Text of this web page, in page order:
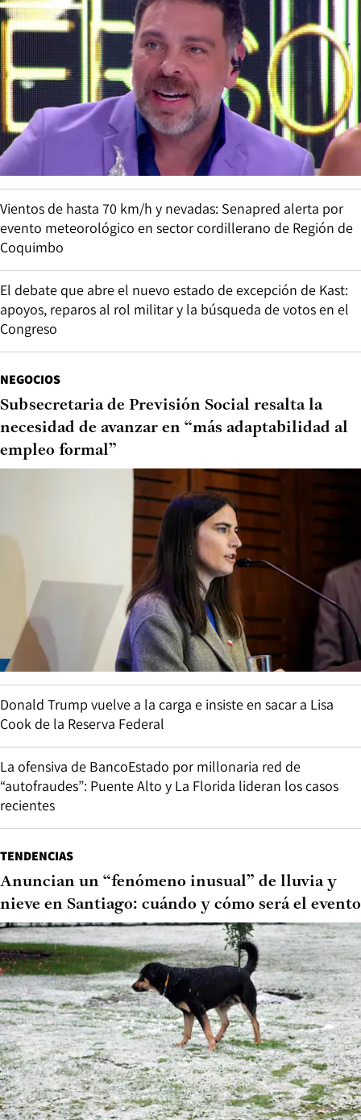
Vientos de hasta 70 km/h y nevadas: Senapred alerta por
evento meteorológico en sector cordillerano de Región de
Coquimbo
El debate que abre el nuevo estado de excepción de Kast:
apoyos, reparos al rol militar y la búsqueda de votos en el
Congreso
NEGOCIOS
Subsecretaria de Previsión Social resalta la
necesidad de avanzar en “más adaptabilidad al
empleo formal”
Donald Trump vuelve a la carga e insiste en sacar a Lisa
Cook de la Reserva Federal
La ofensiva de BancoEstado por millonaria red de
“autofraudes”: Puente Alto y La Florida lideran los casos
recientes
TENDENCIAS
Anuncian un “fenómeno inusual” de lluvia y
nieve en Santiago: cuándo y cómo será el evento